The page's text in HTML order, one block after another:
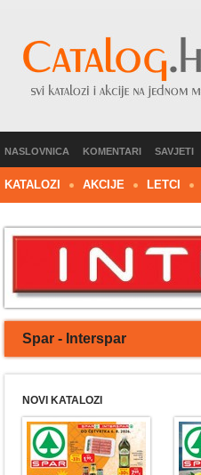
NASLOVNICA KOMENTARI SAVJETI
KATALOZI AKCIJE LETCI
Spar - Interspar
NOVI KATALOZI